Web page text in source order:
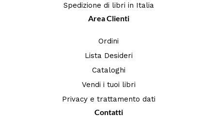
Spedizione di libri in Italia
Area Clienti
Ordini
Lista Desideri
Cataloghi
Vendi i tuoi libri
Privacy e trattamento dati
Contatti